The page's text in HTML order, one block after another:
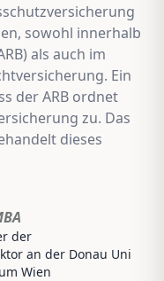
sowohl innerhalb
als auch im
Ein
der ARB ordnet
zu. Das
dieses
der
an der Donau Uni
Wien